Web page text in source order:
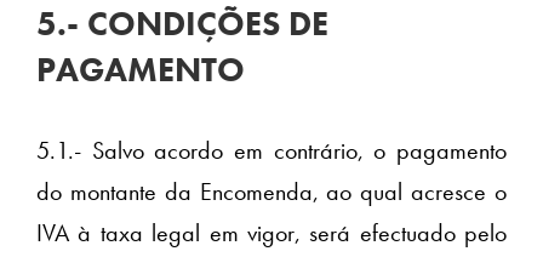
5.- CONDIÇÕES DE
PAGAMENTO
5.1.- Salvo acordo em contrário, o pagamento
do montante da Encomenda, ao qual acresce o
IVA à taxa legal em vigor, será efectuado pelo